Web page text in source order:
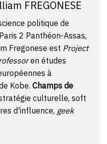
FREGONESE
politique de
2 Panthéon-Assas,
Fregonese est Project
en études
à
Kobe. Champs de
culturelle, soft
d'influence, geek